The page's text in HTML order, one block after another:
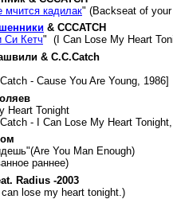
мчится кадилак" (Backseat of
& CCCATCH
Си Кетч" (I Can Lose My Heart
& C.C.Catch
- Cause You Are Young, 1986]
Heart Tonight
- I Can Lose My Heart
You Man Enough)
раннее)
Radius -2003
lose my heart tonight.)